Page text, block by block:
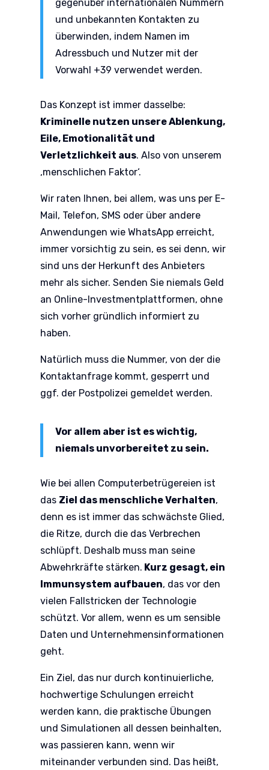
gegenüber internationalen Nummern
und unbekannten Kontakten zu
überwinden, indem Namen im
Adressbuch und Nutzer mit der
Vorwahl +39 verwendet werden.
Das Konzept ist immer dasselbe:
Kriminelle nutzen unsere Ablenkung,
Eile, Emotionalität und
Verletzlichkeit aus. Also von unserem
‚menschlichen Faktor‘.
Wir raten Ihnen, bei allem, was uns per E-
Mail, Telefon, SMS oder über andere
Anwendungen wie WhatsApp erreicht,
immer vorsichtig zu sein, es sei denn, wir
sind uns der Herkunft des Anbieters
mehr als sicher. Senden Sie niemals Geld
an Online-Investmentplattformen, ohne
sich vorher gründlich informiert zu
haben.
Natürlich muss die Nummer, von der die
Kontaktanfrage kommt, gesperrt und
ggf. der Postpolizei gemeldet werden.
Vor allem aber ist es wichtig,
niemals unvorbereitet zu sein.
Wie bei allen Computerbetrügereien ist
das Ziel das menschliche Verhalten,
denn es ist immer das schwächste Glied,
die Ritze, durch die das Verbrechen
schlüpft. Deshalb muss man seine
Abwehrkräfte stärken. Kurz gesagt, ein
Immunsystem aufbauen, das vor den
vielen Fallstricken der Technologie
schützt. Vor allem, wenn es um sensible
Daten und Unternehmensinformationen
geht.
Ein Ziel, das nur durch kontinuierliche,
hochwertige Schulungen erreicht
werden kann, die praktische Übungen
und Simulationen all dessen beinhalten,
was passieren kann, wenn wir
miteinander verbunden sind. Das heißt,